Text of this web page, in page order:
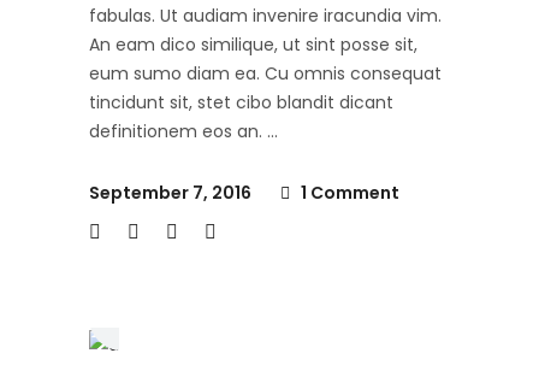
fabulas. Ut audiam invenire iracundia vim.
An eam dico similique, ut sint posse sit,
eum sumo diam ea. Cu omnis consequat
tincidunt sit, stet cibo blandit dicant
definitionem eos an.
September 7, 2016 1 Comment